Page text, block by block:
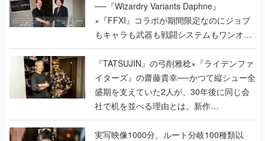
──『Wizardry Variants Daphne』
×『FFXI』コラボが期間限定なのにジョブ
もキャラも武器も戦闘システムもワンオフ
で作り込まれた理由を両ディレクターに聞
く
『TATSUJIN』の弓削雅稔×『ライデンファ
イターズ』の齋藤貴幸──かつて縦シュー全
盛期を支えていた2人が、30年後に同じ会
社で机を並べる理由とは。新作
『TATSUJIN EXTREME』で初タッグを組
んだレジェンド2人に訊く開発秘話
実写映像1000分、ルート分岐100種類以